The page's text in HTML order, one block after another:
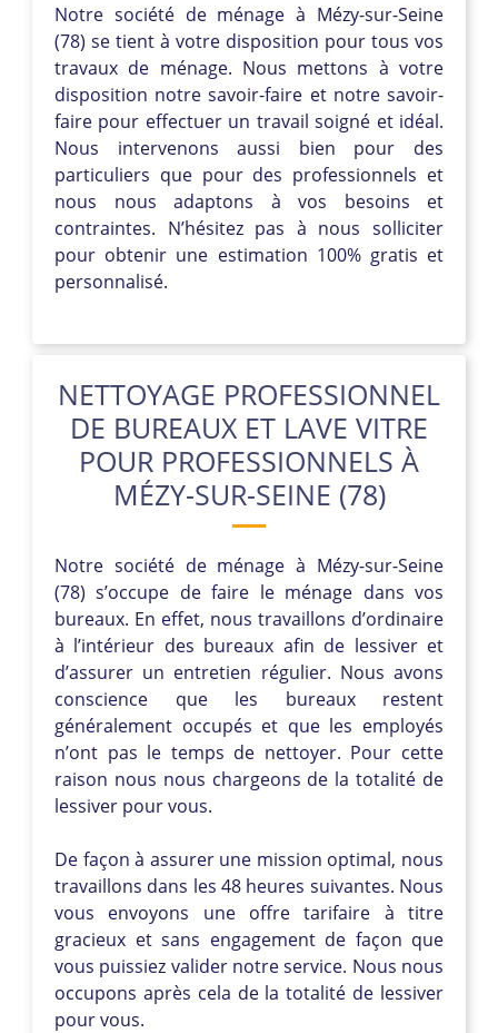
Notre société de ménage à Mézy-sur-Seine
(78) se tient à votre disposition pour tous vos
travaux de ménage. Nous mettons à votre
disposition notre savoir-faire et notre savoir-
faire pour effectuer un travail soigné et idéal.
Nous intervenons aussi bien pour des
particuliers que pour des professionnels et
nous nous adaptons à vos besoins et
contraintes. N’hésitez pas à nous solliciter
pour obtenir une estimation 100% gratis et
personnalisé.
NETTOYAGE PROFESSIONNEL
DE BUREAUX ET LAVE VITRE
POUR PROFESSIONNELS À
MÉZY-SUR-SEINE (78)
Notre société de ménage à Mézy-sur-Seine
(78) s’occupe de faire le ménage dans vos
bureaux. En effet, nous travaillons d’ordinaire
à l’intérieur des bureaux afin de lessiver et
d’assurer un entretien régulier. Nous avons
conscience que les bureaux restent
généralement occupés et que les employés
n’ont pas le temps de nettoyer. Pour cette
raison nous nous chargeons de la totalité de
lessiver pour vous.
De façon à assurer une mission optimal, nous
travaillons dans les 48 heures suivantes. Nous
vous envoyons une offre tarifaire à titre
gracieux et sans engagement de façon que
vous puissiez valider notre service. Nous nous
occupons après cela de la totalité de lessiver
pour vous.